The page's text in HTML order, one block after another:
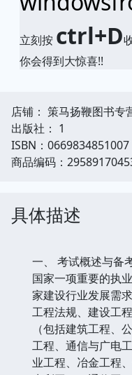
立刻按 ctrl+D
你会得到大惊喜!!
店铺： 策马扬鞭图书专
出版社： 1
ISBN：0669834851007
商品编码：
具体描述
一、 考试概述与备
国家一项重要的执
家建设行业发展需
工程法规、建设工
（包括建筑工程、
工程、通信与广电
业工程、冶金工程